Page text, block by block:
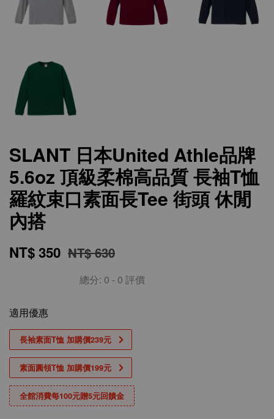
SLANT 日本United Athle品牌
5.6oz 頂級柔棉高品質 長袖T恤
羅紋束口素面長Tee 街頭 休閒
內搭
NT$ 350 NT$ 630
總分: 0 - 0 評價
適用優惠
長袖素面T恤 加購價239元
素面圓領T恤 加購價199元
全館消費每100元贈5元回饋金